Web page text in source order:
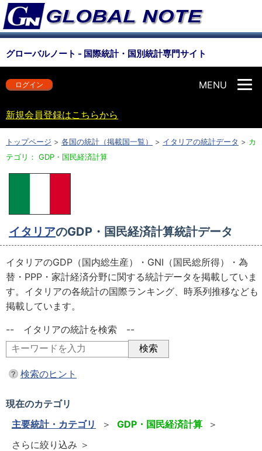
グローバルノート - 国際統計・国別統計専門サイト
MENU
ログイン
新規会員登録はこちらから
トップページ > 各国の統計（掲載国一覧） > イタリアの統計データ > カ
テゴリ： GDP・国民経済計算
イタリアのGDP・国民経済計算統計データ
イタリアのGDP（国内総生産）・GNI（国民総所得）・為
替・PPP・家計経済分野に関する統計データを掲載していま
す。イタリアの各統計の国際ランキング、時系列推移なども
掲載しています。
-- イタリアの統計を検索 --
検索のヒント
現在のカテゴリ
主要統計・カテゴリ
＞ GDP・国民経済計算 ＞
さらに絞り込み ＞